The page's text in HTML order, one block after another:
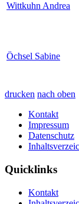
Wittkuhn Andrea
Öchsel Sabine
drucken nach oben
Kontakt
Impressum
Datenschutz
Quicklinks
Kontakt